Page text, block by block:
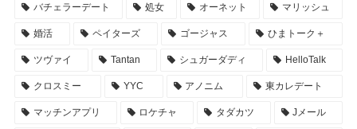
バチェラーデート 処女 オーネット マリッシュ
婚活 ペイターズ ゴージャス ひまトーク＋
ツヴァイ Tantan シュガーダディ HelloTalk
クロスミー YYC アノニム 東カレデート
マッチンアプリ ロケチャ タダカツ Jメール